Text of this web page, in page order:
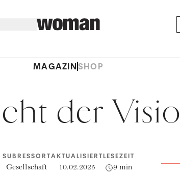
MAGAZINSHOP
der
SUBRESSORT
Gesellschaft
AKTUALISIERT
10.02.2025
LESEZEIT
9 min